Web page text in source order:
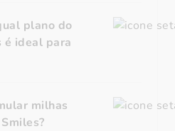
plano do
é ideal para
milhas